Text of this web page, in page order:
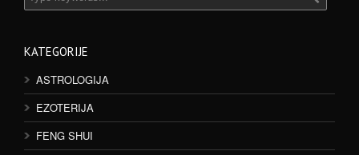
KATEGORIJE
ASTROLOGIJA
EZOTERIJA
FENG SHUI